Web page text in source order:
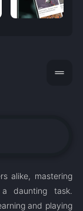
drag_handle
alike, mastering
daunting task.
and playing